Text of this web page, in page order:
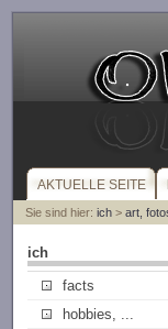
AKTUELLE SEITE
Sie sind hier: ich> art,
ich
facts
hobbies, ...